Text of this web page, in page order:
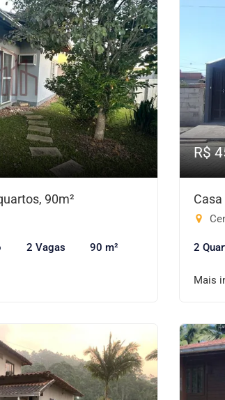
90m²
2 Vagas 90 m²
R$
2
Mais